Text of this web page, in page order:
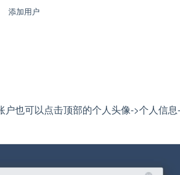
添加用户
户也可以点击顶部的个人头像->个人信息